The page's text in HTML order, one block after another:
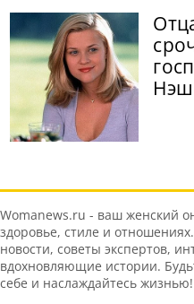
Womanews.ru - ваш женский
здоровье, стиле и
новости, советы экспертов,
вдохновляющие истории.
себе и наслаждайтесь жизнью!